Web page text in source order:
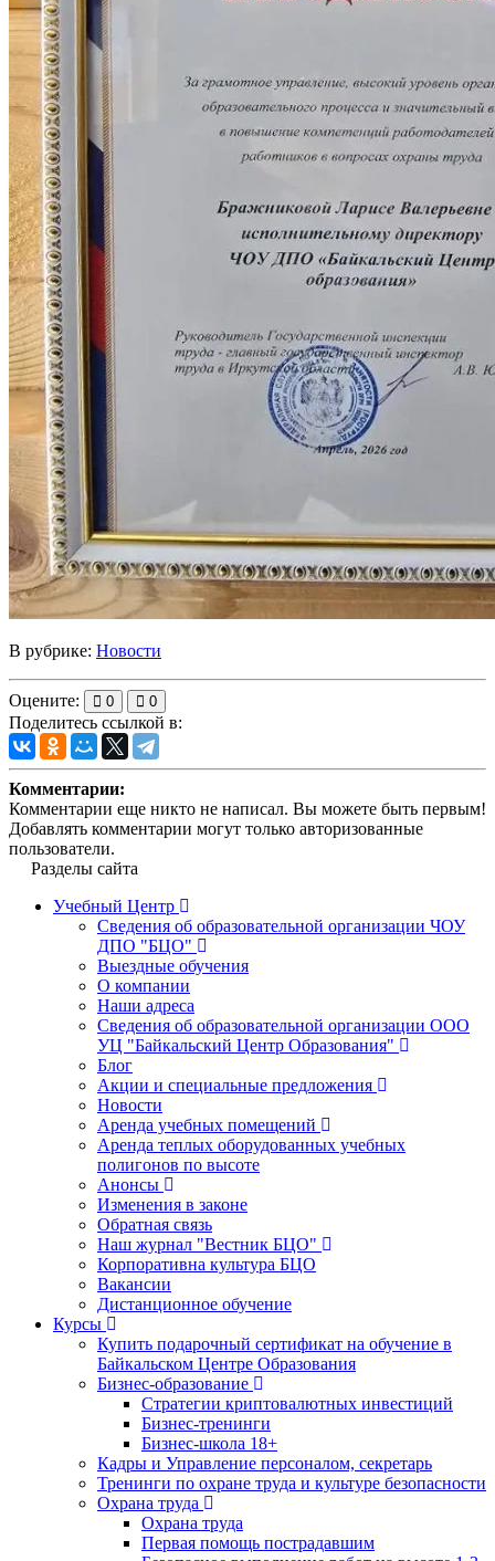
В рубрике: Новости
Оцените: 0 0
Поделитесь ссылкой в:
Комментарии:
Комментарии еще никто не написал. Вы можете быть первым!
Добавлять комментарии могут только авторизованные
пользователи.
Разделы сайта
Учебный Центр
Сведения об образовательной организации ЧОУ
ДПО "БЦО"
Выездные обучения
О компании
Наши адреса
Сведения об образовательной организации ООО
УЦ "Байкальский Центр Образования"
Блог
Акции и специальные предложения
Новости
Аренда учебных помещений
Аренда теплых оборудованных учебных
полигонов по высоте
Анонсы
Изменения в законе
Обратная связь
Наш журнал "Вестник БЦО"
Корпоративна культура БЦО
Вакансии
Дистанционное обучение
Курсы
Купить подарочный сертификат на обучение в
Байкальском Центре Образования
Бизнес-образование
Стратегии криптовалютных инвестиций
Бизнес-тренинги
Бизнес-школа 18+
Кадры и Управление персоналом, секретарь
Тренинги по охране труда и культуре безопасности
Охрана труда
Охрана труда
Первая помощь пострадавшим